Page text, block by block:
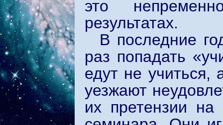
это
результатах.
В последние
раз попадать
едут не учиться,
уезжают
их претензии на